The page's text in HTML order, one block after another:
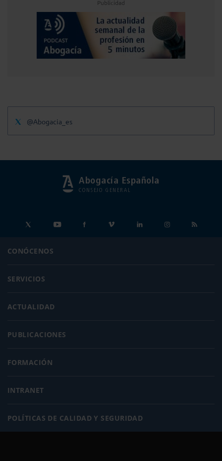
Publicidad
@Abogacia_es
Abogacía Española
CONSEJO GENERAL
CONÓCENOS
SERVICIOS
ACTUALIDAD
PUBLICACIONES
FORMACIÓN
INTRANET
POLÍTICAS DE CALIDAD Y SEGURIDAD